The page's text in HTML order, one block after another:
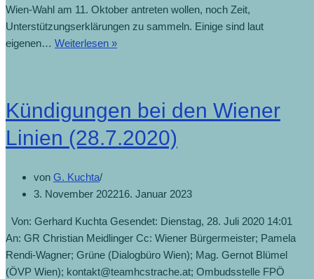
Wien-Wahl am 11. Oktober antreten wollen, noch Zeit,
Unterstützungserklärungen zu sammeln. Einige sind laut
eigenen… Weiterlesen »
Kündigungen bei den Wiener
Linien (28.7.2020)
von G. Kuchta
3. November 202216. Januar 2023
Von: Gerhard Kuchta Gesendet: Dienstag, 28. Juli 2020 14:01
An: GR Christian Meidlinger Cc: Wiener Bürgermeister; Pamela
Rendi-Wagner; Grüne (Dialogbüro Wien); Mag. Gernot Blümel
(ÖVP Wien); kontakt@teamhcstrache.at; Ombudsstelle FPÖ